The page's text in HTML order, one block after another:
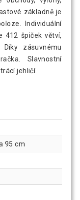
základně je
Individuální
412 špiček větví,
zásuvnému
Slavnostní
jehličí.
95 cm